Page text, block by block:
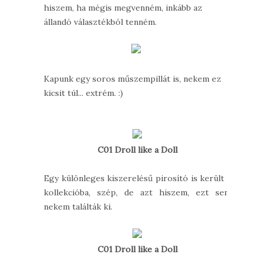
hiszem, ha mégis megvenném, inkább az
állandó választékból tenném.
Kapunk egy soros műszempillát is, nekem ez
kicsit túl... extrém. :)
C01 Droll like a Doll
Egy különleges kiszerelésű pirosító is került a
kollekcióba, szép, de azt hiszem, ezt sem
nekem találták ki.
C01 Droll like a Doll